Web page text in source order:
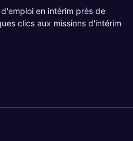
en intérim près de
clics aux missions d'intérim